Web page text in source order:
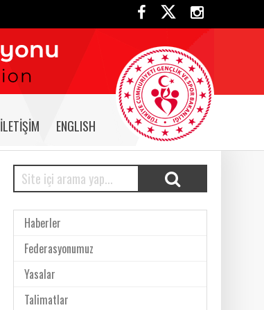
İLETIŞIM ENGLISH
Haberler
Federasyonumuz
Yasalar
Talimatlar